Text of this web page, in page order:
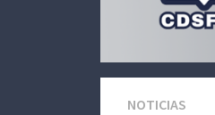
NOTICIAS